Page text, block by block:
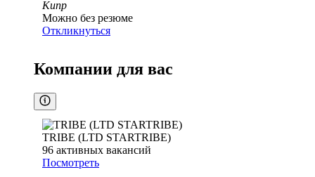
Кипр
Можно без резюме
Откликнуться
Компании для вас
TRIBE (LTD STARTRIBE)
96 активных вакансий
Посмотреть